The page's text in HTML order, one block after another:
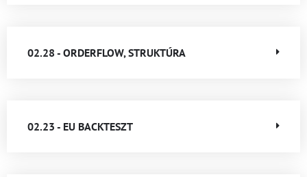
02.28 - ORDERFLOW, STRUKTÚRA
02.23 - EU BACKTESZT